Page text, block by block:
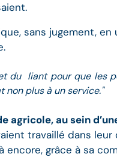
sans jugement,
du liant pour que les
non plus à un service."
agricole, au sein
travaillé dans
grâce à sa